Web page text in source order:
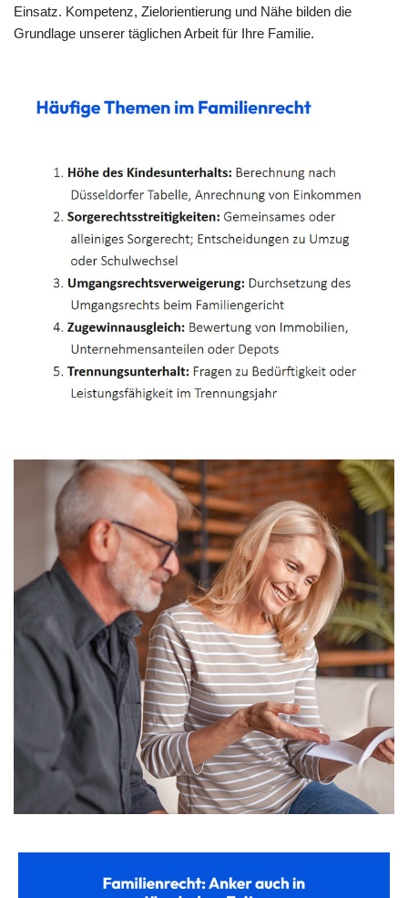
Einsatz. Kompetenz, Zielorientierung und Nähe bilden die
Grundlage unserer täglichen Arbeit für Ihre Familie.